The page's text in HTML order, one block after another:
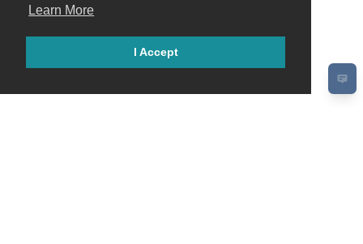
Learn More
I Accept